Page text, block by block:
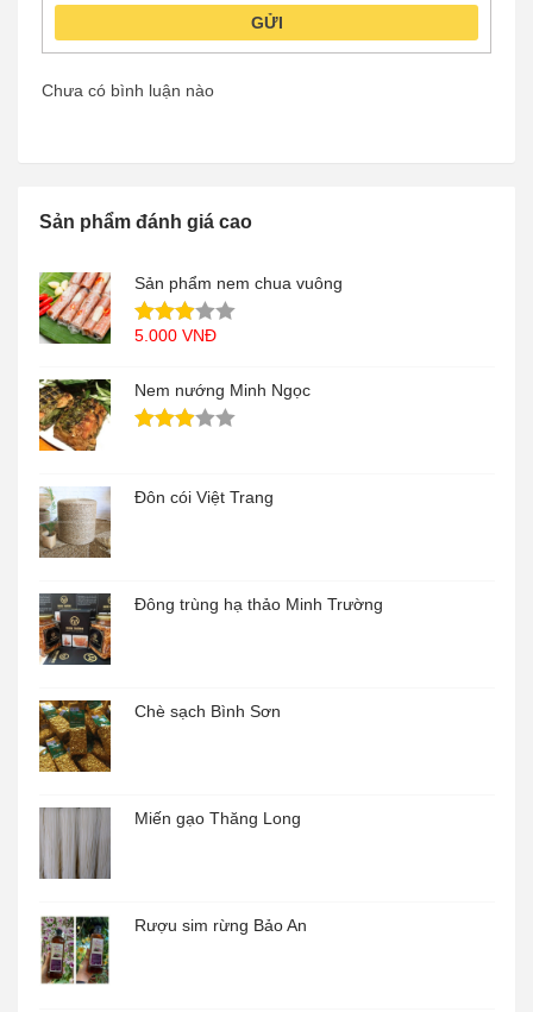
GỬI
Chưa có bình luận nào
Sản phẩm đánh giá cao
Sản phẩm nem chua vuông
5.000 VNĐ
Nem nướng Minh Ngọc
Đôn cói Việt Trang
Đông trùng hạ thảo Minh Trường
Chè sạch Bình Sơn
Miến gạo Thăng Long
Rượu sim rừng Bảo An